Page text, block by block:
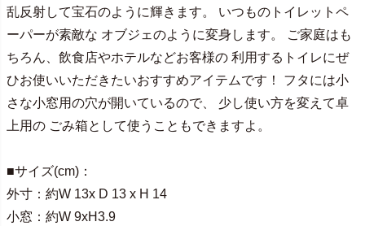
乱反射して宝石のように輝きます。 いつものトイレットペ
ーパーが素敵な オブジェのように変身します。 ご家庭はも
ちろん、飲食店やホテルなどお客様の 利用するトイレにぜ
ひお使いいただきたいおすすめアイテムです！ フタには小
さな小窓用の穴が開いているので、 少し使い方を変えて卓
上用の ごみ箱として使うこともできますよ。
■サイズ(cm)：
外寸：約W 13x D 13 x H 14
小窓：約W 9xH3.9